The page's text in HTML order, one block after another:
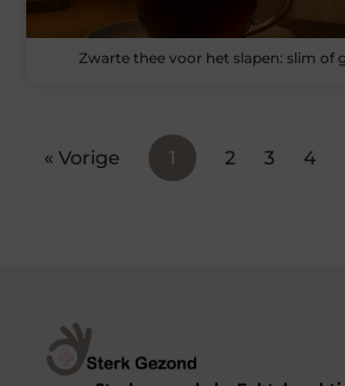
Zwarte thee voor het slapen: slim of
« Vorige 1 2 3 4